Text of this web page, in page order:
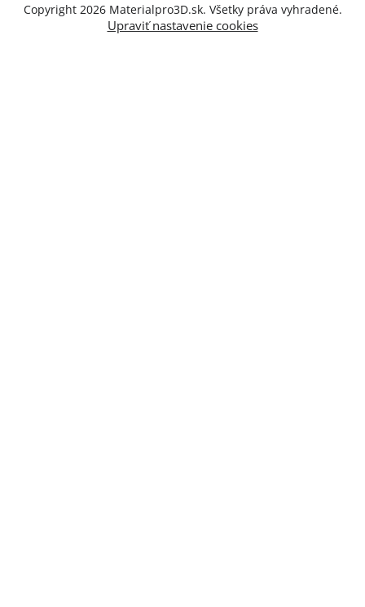
Copyright 2026 Materialpro3D.sk. Všetky práva vyhradené.
Upraviť nastavenie cookies